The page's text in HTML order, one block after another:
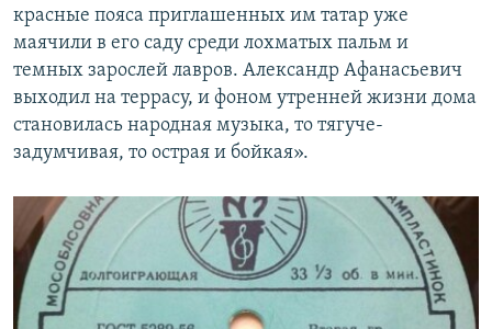
красные пояса приглашенных им татар уже
маячили в его саду среди лохматых пальм и
темных зарослей лавров. Александр Афанасьевич
выходил на террасу, и фоном утренней жизни дома
становилась народная музыка, то тягуче-
задумчивая, то острая и бойкая».